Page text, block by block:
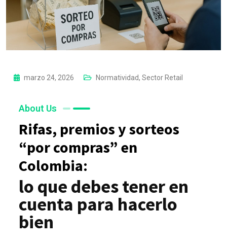
marzo 24, 2026 Normatividad, Sector Retail
About Us
Rifas, premios y sorteos
“por compras” en
Colombia:
lo que debes tener en
cuenta para hacerlo
bien